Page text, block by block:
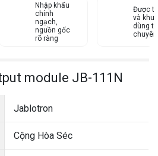
Nhập khẩu
chính
ngạch,
nguồn gốc
rõ ràng
Được
và
dùng từ
module JB-111N
Jablotron
Cộng Hòa Séc